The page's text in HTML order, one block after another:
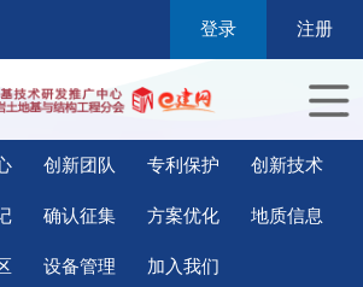
注册
登录
创新团队 专利保护 创新技术
确认征集 方案优化 地质信息
设备管理 加入我们